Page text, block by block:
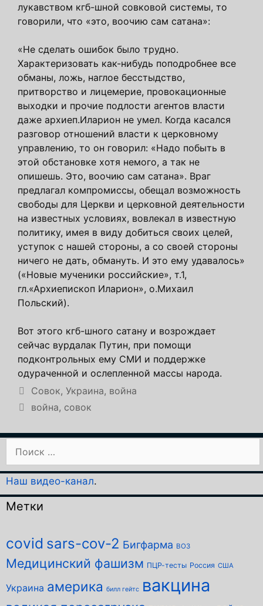
лукавством кгб-шной совковой системы, то
говорили, что «это, воочию сам сатана»:
«Не сделать ошибок было трудно.
Характеризовать как-нибудь поподробнее все
обманы, ложь, наглое бесстыдство,
притворство и лицемерие, провокационные
выходки и прочие подлости агентов власти
даже архиеп.Иларион не умел. Когда касался
разговор отношений власти к церковному
управлению, то он говорил: «Надо побыть в
этой обстановке хотя немого, а так не
опишешь. Это, воочию сам сатана». Враг
предлагал компромиссы, обещал возможность
свободы для Церкви и церковной деятельности
на известных условиях, вовлекал в известную
политику, имея в виду добиться своих целей,
уступок с нашей стороны, а со своей стороны
ничего не дать, обмануть. И это ему удавалось»
(«Новые мученики российские», т.1,
гл.«Архиепископ Иларион», о.Михаил
Польский).
Вот этого кгб-шного сатану и возрождает
сейчас вурдалак Путин, при помощи
подконтрольных ему СМИ и поддержке
одураченной и ослепленной массы народа.
Рубрики
Совок, Украина, война
Метки
война, совок
Наш видео-канал.
Метки
covid sars-cov-2 Бигфарма ВОЗ
Медицинский фашизм ПЦР-тесты Россия США
Украина америка билл гейтс вакцина